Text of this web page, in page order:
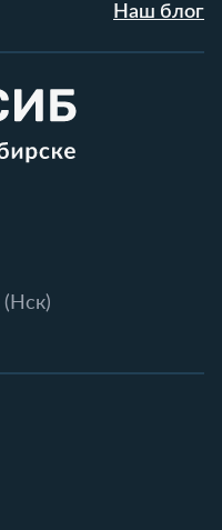
Наш блог
(Нск)